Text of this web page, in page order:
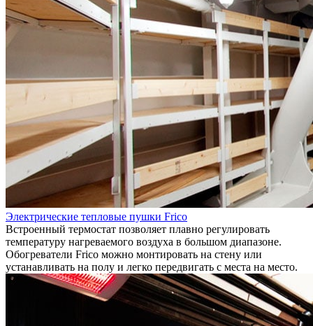
Электрические тепловые пушки Frico
Встроенный термостат позволяет плавно регулировать
температуру нагреваемого воздуха в большом диапазоне.
Обогреватели Frico можно монтировать на стену или
устанавливать на полу и легко передвигать с места на место.